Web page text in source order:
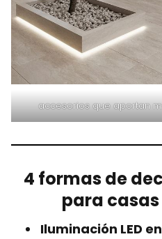
accesorios que aportan
4 formas de
para
Iluminación LED